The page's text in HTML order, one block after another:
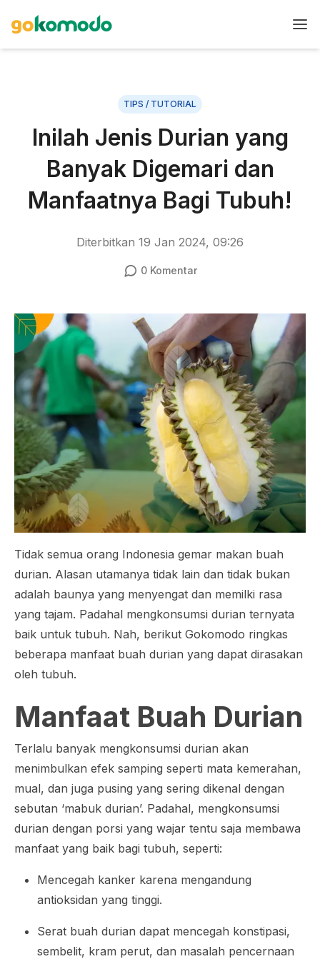
TIPS / TUTORIAL
Inilah Jenis Durian yang
Banyak Digemari dan
Manfaatnya Bagi Tubuh!
Diterbitkan 19 Jan 2024, 09:26
0Komentar
Tidak semua orang Indonesia gemar makan buah
durian. Alasan utamanya tidak lain dan tidak bukan
adalah baunya yang menyengat dan memilki rasa
yang tajam. Padahal mengkonsumsi durian ternyata
baik untuk tubuh. Nah, berikut Gokomodo ringkas
beberapa manfaat buah durian yang dapat dirasakan
oleh tubuh.
Manfaat Buah Durian
Terlalu banyak mengkonsumsi durian akan
menimbulkan efek samping seperti mata kemerahan,
mual, dan juga pusing yang sering dikenal dengan
sebutan ‘mabuk durian’. Padahal, mengkonsumsi
durian dengan porsi yang wajar tentu saja membawa
manfaat yang baik bagi tubuh, seperti:
Mencegah kanker karena mengandung
antioksidan yang tinggi.
Serat buah durian dapat mencegah konstipasi,
sembelit, kram perut, dan masalah pencernaan